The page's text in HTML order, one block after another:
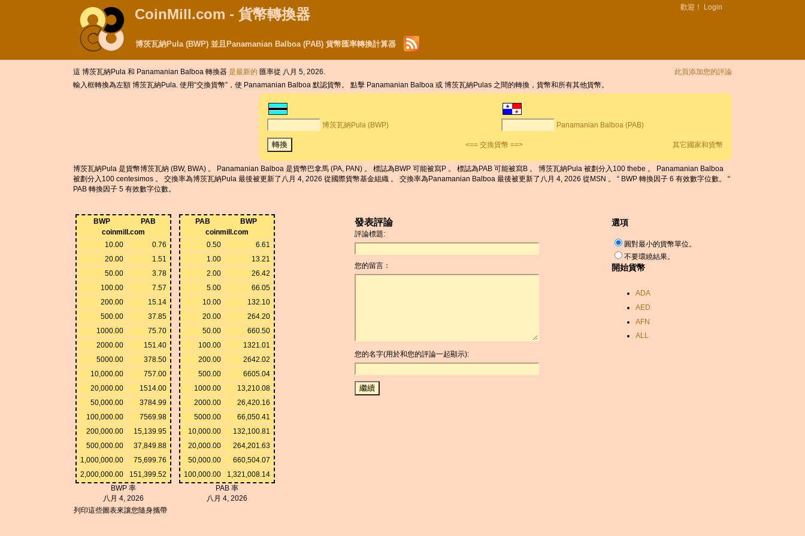
CoinMill.com - 貨幣轉換器 歡迎！ Login
博茨瓦納Pula (BWP) 並且Panamanian Balboa (PAB) 貨幣匯率轉換計算器
此頁添加您的評論
這 博茨瓦納Pula 和 Panamanian Balboa 轉換器 是最新的 匯率從 八月 5, 2026.
輸入框轉換為左額 博茨瓦納Pula. 使用“交換貨幣”，使 Panamanian Balboa 默認貨幣。 點擊 Panamanian Balboa 或 博茨瓦納Pulas 之間的轉換，貨幣和所有其他貨幣。
博茨瓦納Pula (BWP) Panamanian Balboa (PAB)
<== 交換貨幣 ==> 其它國家和貨幣
博茨瓦納Pula 是貨幣博茨瓦納 (BW, BWA) 。 Panamanian Balboa 是貨幣巴拿馬 (PA, PAN) 。 標誌為BWP 可能被寫P 。 標誌為PAB 可能被寫B 。 博茨瓦納Pula 被劃分入100 thebe 。 Panamanian Balboa
被劃分入100 centesimos 。 交換率為博茨瓦納Pula 最後被更新了八月 4, 2026 從國際貨幣基金組織 。 交換率為Panamanian Balboa 最後被更新了八月 4, 2026 從MSN 。 “ BWP 轉換因子 6 有效數字位數。 “
PAB 轉換因子 5 有效數字位數。
BWP
PAB
coinmill.com
10.00
0.76
20.00
1.51
50.00
3.78
100.00
7.57
200.00
15.14
500.00
37.85
1000.00
75.70
2000.00
151.40
5000.00
378.50
10,000.00
757.00
20,000.00
1514.00
50,000.00
3784.99
100,000.00
7569.98
200,000.00
15,139.95
500,000.00
37,849.88
1,000,000.00
75,699.76
2,000,000.00
151,399.52
BWP 率
八月 4, 2026
PAB
BWP
coinmill.com
0.50
6.61
1.00
13.21
2.00
26.42
5.00
66.05
10.00
132.10
20.00
264.20
50.00
660.50
100.00
1321.01
200.00
2642.02
500.00
6605.04
1000.00
13,210.08
2000.00
26,420.16
5000.00
66,050.41
10,000.00
132,100.81
20,000.00
264,201.63
50,000.00
660,504.07
100,000.00
1,321,008.14
PAB 率
八月 4, 2026
列印這些圖表來讓您隨身攜帶
發表評論
評論標題:
您的留言：
您的名字(用於和您的評論一起顯示):
選項
圓對最小的貨幣單位。
不要環繞結果。
開始貨幣
ADA
AED
AFN
ALL